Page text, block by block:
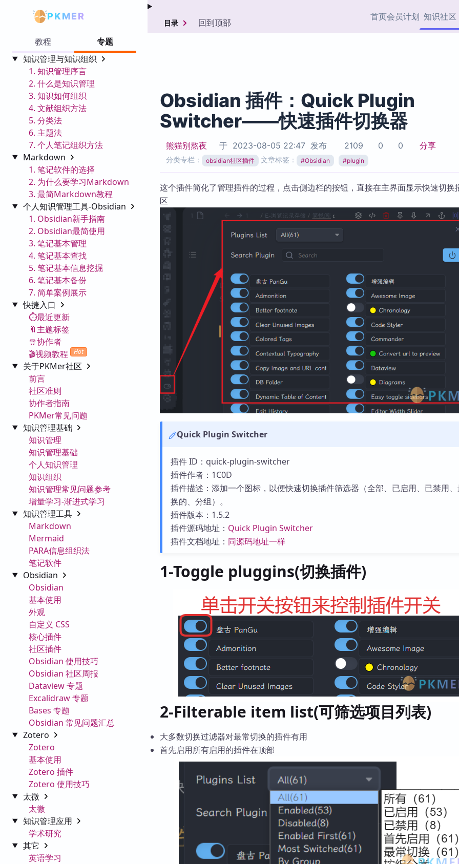
PKMER 首页会员计划 知识社区
协作者
视频教程
Obsidian 核心插
知识管理
PKMer Market
加速访问 Obsidian 官方
Zotero 插件
服务
面
教程
专题
知识管理与知识组织
1. 知识管理序言
2. 什么是知识管理
3. 知识如何组织
4. 文献组织方法
5. 分类法
6. 主题法
7. 个人笔记组织方法
Markdown
1. 笔记软件的选择
2. 为什么要学习Markdown
3. 最简Markdown教程
个人知识管理工具-Obsidian
1. Obsidian新手指南
2. Obsidian最简使用
3. 笔记基本管理
4. 笔记基本查找
5. 笔记基本信息挖掘
6. 笔记基本备份
7. 简单案例展示
快捷入口
⏱️最近更新
🔖主题标签
🧣协作者
🎬视频教程
Hot
关于PKMer社区
前言
社区准则
协作者指南
PKMer常见问题
知识管理基础
知识管理
知识管理基础
个人知识管理
知识组织
知识管理常见问题参考
增量学习-渐进式学习
知识管理工具
Markdown
Mermaid
PARA信息组织法
笔记软件
Obsidian
Obsidian
基本使用
外观
自定义 CSS
核心插件
社区插件
Obsidian 使用技巧
Obsidian 社区周报
Dataview 专题
Excalidraw 专题
Bases 专题
Obsidian 常见问题汇总
Zotero
Zotero
基本使用
Zotero 插件
Zotero 使用技巧
太微
太微
知识管理应用
学术研究
其它
英语学习
目录 回到顶部
Obsidian 插件：Quick Plugin
Switcher——快速插件切换器
熊猫别熬夜 于 2023-08-05 22:47 发布 2109 0 0 分享
分类专栏： obsidian社区插件 文章标签： #Obsidian #plugin
这个插件简化了管理插件的过程，点击侧边栏的按钮，直接在主界面显示快速切换
区
Quick Plugin Switcher
插件 ID：quick-plugin-switcher
插件作者：1C0D
插件描述：添加一个图标，以便快速切换插件筛选器（全部、已启用、已禁用
换的、分组）。
插件版本：1.5.2
插件源码地址： Quick Plugin Switcher
插件文档地址： 同源码地址一样
1-Toggle pluggins(切换插件)
2-Filterable item list(可筛选项目列表)
大多数切换过滤器对最常切换的插件有用
首先启用所有启用的插件在顶部